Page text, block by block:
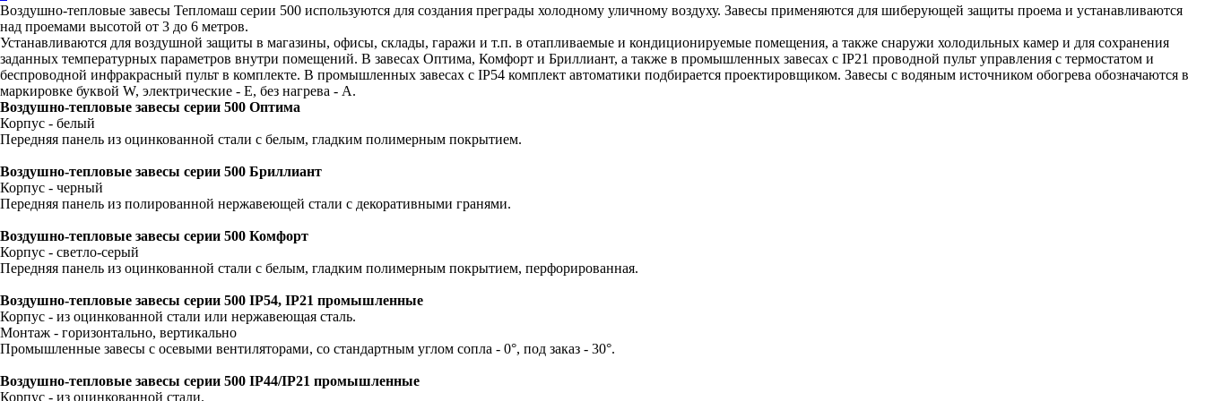
Воздушно-тепловые завесы Тепломаш серии 500 используются для создания преграды холодному уличному воздуху. Завесы применяются для шиберующей защиты проема и устанавливаются
над проемами высотой от 3 до 6 метров.
Устанавливаются для воздушной защиты в магазины, офисы, склады, гаражи и т.п. в отапливаемые и кондиционируемые помещения, а также снаружи холодильных камер и для сохранения
заданных температурных параметров внутри помещений. В завесах Оптима, Комфорт и Бриллиант, а также в промышленных завесах с IP21 проводной пульт управления с термостатом и
беспроводной инфракрасный пульт в комплекте. В промышленных завесах с IP54 комплект автоматики подбирается проектировщиком. Завесы с водяным источником обогрева обозначаются в
маркировке буквой W, электрические - Е, без нагрева - А.
Воздушно-тепловые завесы серии 500 Оптима
Корпус - белый
Передняя панель из оцинкованной стали с белым, гладким полимерным покрытием.
Воздушно-тепловые завесы серии 500 Бриллиант
Корпус - черный
Передняя панель из полированной нержавеющей стали с декоративными гранями.
Воздушно-тепловые завесы серии 500 Комфорт
Корпус - светло-серый
Передняя панель из оцинкованной стали с белым, гладким полимерным покрытием, перфорированная.
Воздушно-тепловые завесы серии 500 IP54, IP21 промышленные
Корпус - из оцинкованной стали или нержавеющая сталь.
Монтаж - горизонтально, вертикально
Промышленные завесы с осевыми вентиляторами, со стандартным углом сопла - 0°, под заказ - 30°.
Воздушно-тепловые завесы серии 500 IP44/IP21 промышленные
Корпус - из оцинкованной стали.